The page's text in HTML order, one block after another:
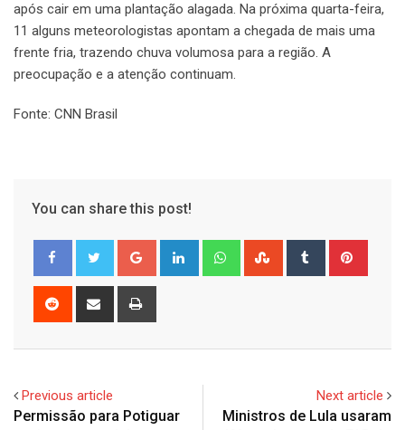
após cair em uma plantação alagada. Na próxima quarta-feira,
11 alguns meteorologistas apontam a chegada de mais uma
frente fria, trazendo chuva volumosa para a região. A
preocupação e a atenção continuam.
Fonte: CNN Brasil
You can share this post!
Google+ LinkedIn WhatsappStumbleUpon
Tumblr
Reddit
Share
Previous article
Permissão para Potiguar
Next article
Ministros de Lula usaram